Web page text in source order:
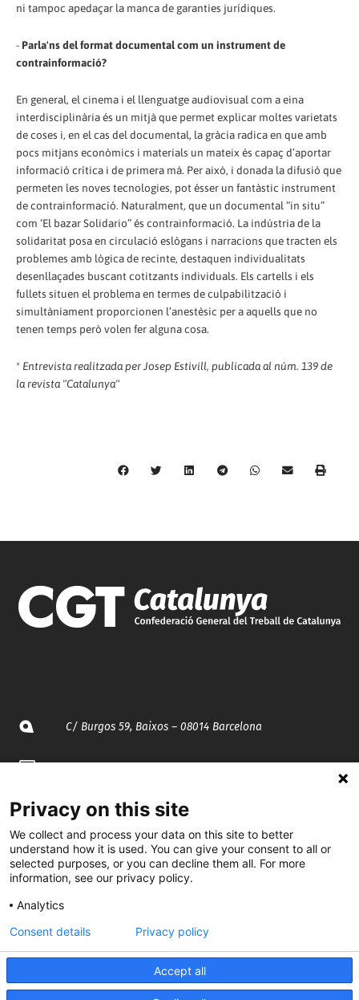
ni tampoc apedaçar la manca de garanties jurídiques.
- Parla'ns del format documental com un instrument de
contrainformació?
En general, el cinema i el llenguatge audiovisual com a eina
interdisciplinària és un mitjà que permet explicar moltes varietats
de coses i, en el cas del documental, la gràcia radica en que amb
pocs mitjans econòmics i materials un mateix és capaç d’aportar
informació crítica i de primera mà. Per això, i donada la difusió que
permeten les noves tecnologies, pot ésser un fantàstic instrument
de contrainformació. Naturalment, que un documental “in situ”
com ‘El bazar Solidario” és contrainformació. La indústria de la
solidaritat posa en circulació eslògans i narracions que tracten els
problemes amb lògica de recinte, destaquen individualitats
desenllaçades buscant cotitzants individuals. Els cartells i els
fullets situen el problema en termes de culpabilització i
simultàniament proporcionen l’anestèsic per a aquells que no
tenen temps però volen fer alguna cosa.
* Entrevista realitzada per Josep Estivill, publicada al núm. 139 de
la revista "Catalunya"
C/ Burgos 59, Baixos – 08014 Barcelona
935 120 481
@CGTCatalunya
cgtcatalunya
Privacy on this site
We collect and process your data on this site to better
understand how it is used. You can give your consent to all or
selected purposes, or you can decline them all. For more
information, see our privacy policy.
Analytics
Accept all
Consent details Privacy policy